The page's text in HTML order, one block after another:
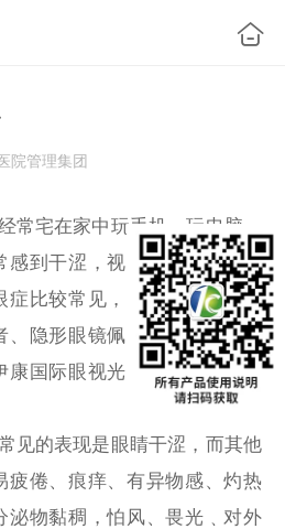
院管理集团
常宅在家中玩手机、玩电脑，
感到干涩，视力模糊？这些都
症比较常见，如长时间学习的
、隐形眼镜佩戴者、长期使用
国际眼视光中心将为您详细
见的表现是眼睛干涩，而其他
疲倦、痕痒、有异物感、灼热
泌物黏稠，怕风、畏光﹑对外